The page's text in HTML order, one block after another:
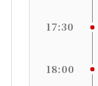
17:30
18:00